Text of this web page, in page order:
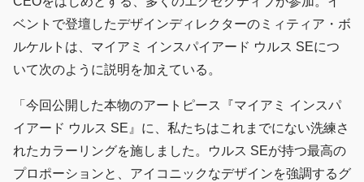
ベントで登壇したデザインディレクターのミィティア・ボ
ルケルトは、マイアミ インスパイアード ウルス SEにつ
いて次のように説明を加えている。
「今回公開した本物のアートピース『マイアミ インスパ
イアード ウルス SE』に、私たちはこれまでにない洗練さ
れたカラーリングを施しました。ウルス SEが持つ最高の
プロポーションと、アイコニックなデザインを強調するグ